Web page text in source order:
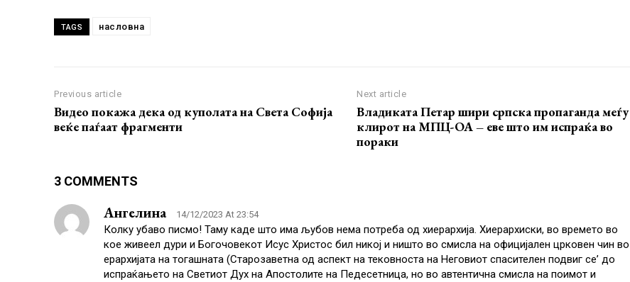
TAGS насловна
Previous article
Видео покажа дека од куполата на Света Софија
веќе паѓаат фрагменти
Next article
Владиката Петар шири српска пропаганда меѓу
клирот на МПЦ-ОА – еве што им испраќа во
пораки
3 COMMENTS
Ангелина 14/12/2023 At 23:54
Колку убаво писмо! Таму каде што има љубов нема потреба од хиерархија. Хиерархиски, во времето во
кое живеел дури и Богочовекот Исус Христос бил никој и ништо во смисла на официјален црковен чин во
ерархијата на тогашната (Старозаветна од аспект на тековноста на Неговиот спасителен подвиг се’ до
испраќањето на Светиот Дух на Апостолите на Педесетница, но во автентична смисла на поимот и